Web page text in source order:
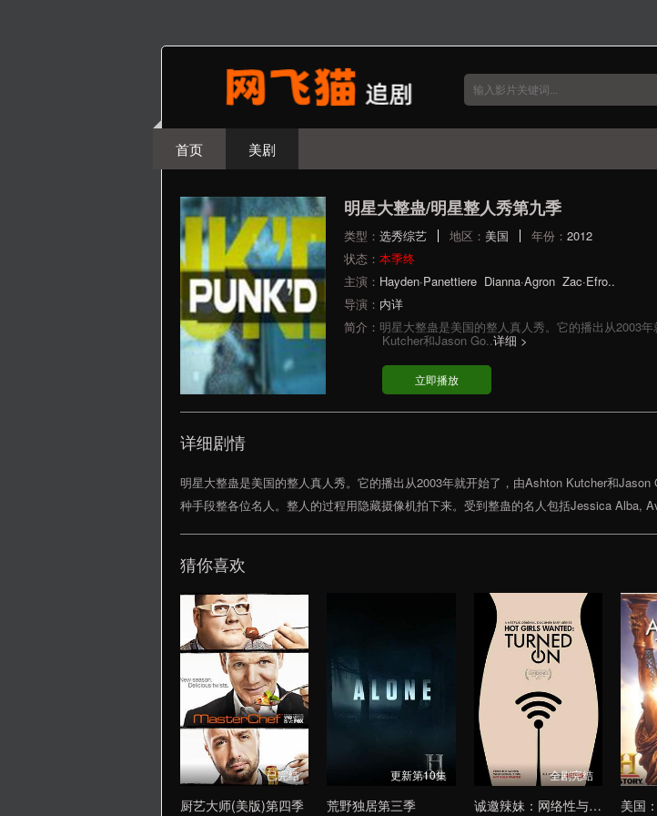
首页 美剧
明星大整蛊/明星整人秀第九季
类型： 选秀综艺 地区： 美国 年份： 2012
状态： 本季终
主演： Hayden·Panettiere Dianna·Agron Zac·Efro..
导演： 内详
简介： 明星大整蛊是美国的整人真人秀。它的播出从2003
Kutcher和Jason Go..详细 >
立即播放
详细剧情
明星大整蛊是美国的整人真人秀。它的播出从2003年就开始了，由Ashton Kutcher和
种手段整各位名人。整人的过程用隐藏摄像机拍下来。受到整蛊的名人包括Jessica Alba,
猜你喜欢
已完结
厨艺大师(美版)第四季
更新第10集
荒野独居第三季
全剧完结
诚邀辣妹：网络性与爱第一季 美国